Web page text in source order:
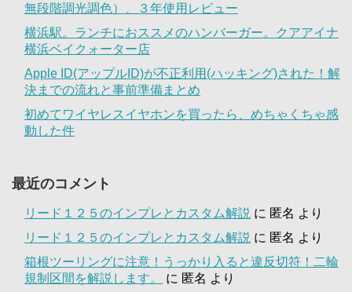
無段階調光調色）、３年使用レビュー
横浜駅。ランチにおススメのハンバーガー。クアアイナ
横浜ベイクォーター店
Apple ID(アップルID)が不正利用(ハッキング)された！解
決までの流れと事前準備まとめ
初めてワイヤレスイヤホンを買ったら、めちゃくちゃ感
動した件
最近のコメント
リード１２５のインプレとカスタム解説 に 匿名 より
リード１２５のインプレとカスタム解説 に 匿名 より
箱根ツーリングに注意！うっかり入ると違反切符！二輪
規制区間を解説します。
に 匿名 より